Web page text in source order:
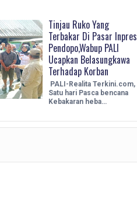
Tinjau Ruko Yang
Terbakar Di Pasar Inpres
Pendopo,Wabup PALI
Ucapkan Belasungkawa
Terhadap Korban
PALI-Realita Terkini.com,
Satu hari Pasca bencana
Kebakaran heba…